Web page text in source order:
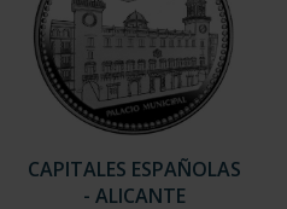
CAPITALES ESPAÑOLAS
- ALICANTE